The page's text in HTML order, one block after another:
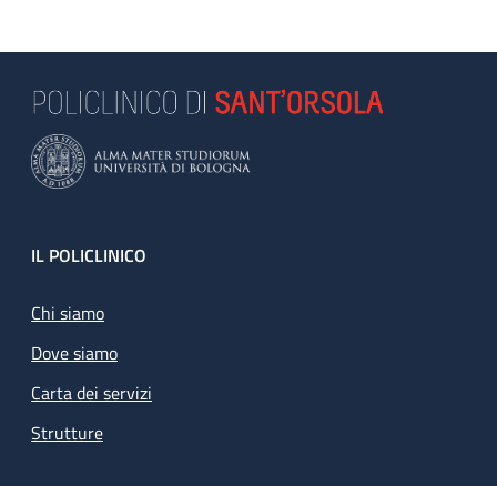
Footer
IL POLICLINICO
Chi siamo
Dove siamo
Carta dei servizi
Strutture